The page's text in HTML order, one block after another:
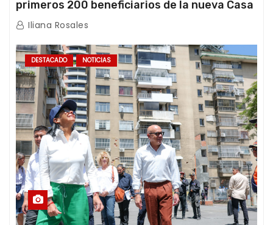
primeros 200 beneficiarios de la nueva Casa
de los Abuelos “La Primavera” en Caracas
Iliana Rosales
DESTACADO NOTICIAS